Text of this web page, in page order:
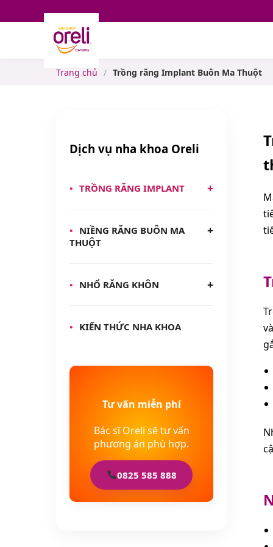
Trang chủ / Trồng răng Implant Buôn Ma Thuột
Dịch vụ nha khoa Oreli
TRỒNG RĂNG IMPLANT
NIỀNG RĂNG BUÔN MA
THUỘT
NHỔ RĂNG KHÔN
KIẾN THỨC NHA KHOA
Tư vấn miễn phí
Bác sĩ Oreli sẽ tư vấn
phương án phù hợp.
0825 585 888